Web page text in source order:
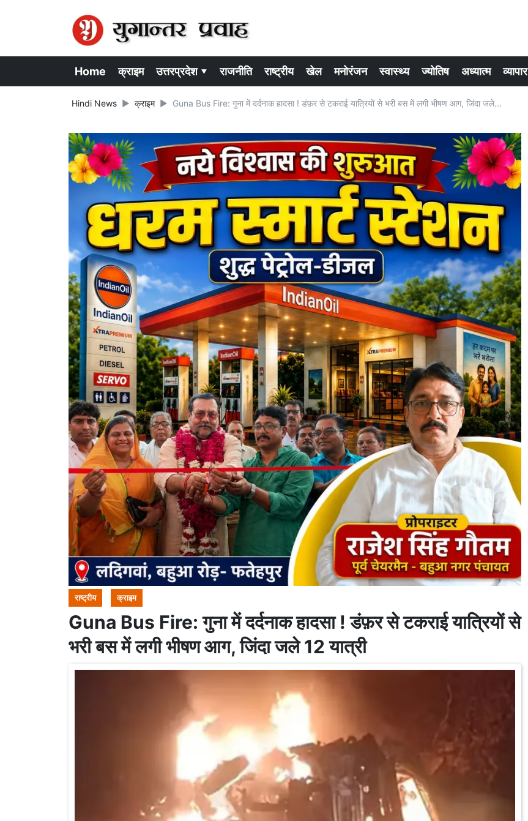
Home क्राइम उत्तरप्रदेश ▾ राजनीति राष्ट्रीय खेल मनोरंजन स्वास्थ्य ज्योतिष अध्यात्म व्यापार
Hindi News क्राइम Guna Bus Fire: गुना में दर्दनाक हादसा ! डंफ़र से टकराई यात्रियों से भरी बस में लगी भीषण आग, जिंदा जले...
राष्ट्रीय क्राइम
Guna Bus Fire: गुना में दर्दनाक हादसा ! डंफ़र से टकराई यात्रियों से
भरी बस में लगी भीषण आग, जिंदा जले 12 यात्री